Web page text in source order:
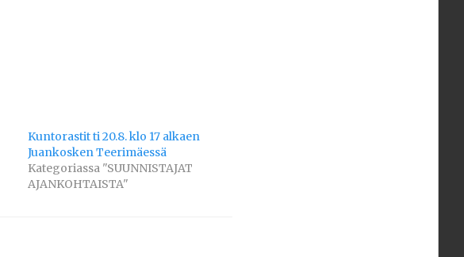
Kuntorastit ti 20.8. klo 17 alkaen
Juankosken Teerimäessä
Kategoriassa "SUUNNISTAJAT
AJANKOHTAISTA"